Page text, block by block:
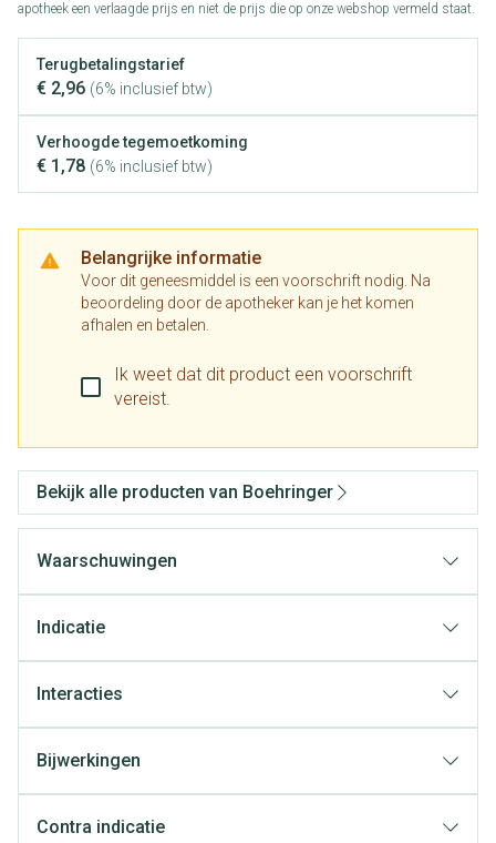
apotheek een verlaagde prijs en niet de prijs die op onze webshop vermeld staat.
Terugbetalingstarief
€ 2,96 (6% inclusief btw)
Verhoogde tegemoetkoming
€ 1,78 (6% inclusief btw)
Belangrijke informatie
Voor dit geneesmiddel is een voorschrift nodig. Na
beoordeling door de apotheker kan je het komen
afhalen en betalen.
Ik weet dat dit product een voorschrift
vereist.
Bekijk alle producten van Boehringer
Waarschuwingen
Indicatie
manifeste atherotrombotische cardiovasculaire ziekte
perifeer vaatlijden)
type 2 diabetes mellitus met gedocumenteerde
eindorgaanschade
Interacties
Bijwerkingen
Mogelijke bijwerkingen
Contra indicatie